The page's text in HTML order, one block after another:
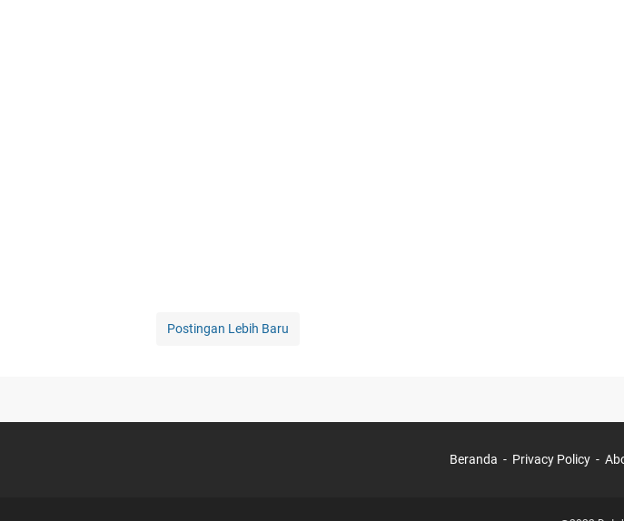
Postingan Lebih Baru
Beranda Privacy Policy